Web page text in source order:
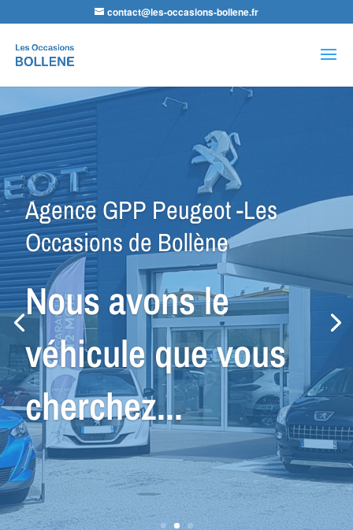
contact@les-occasions-bollene.fr
de
produits
Agence LDA Citroën -Les
Occasions de Bollène
Nos équipes
sauront vous
conseiller dans la
recherche de votre
prochain
véhicule...